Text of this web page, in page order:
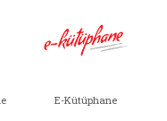
E-Kütüphane